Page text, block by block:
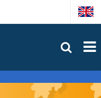
English